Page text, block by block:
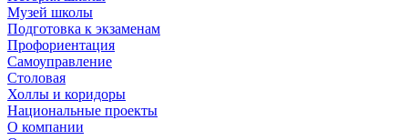
Музей школы
Подготовка к экзаменам
Профориентация
Самоуправление
Столовая
Холлы и коридоры
Национальные проекты
О компании